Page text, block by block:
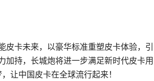
卡未来，以豪华标准重塑皮卡体验，引
加持，长城炮将进一步满足新时代皮卡用
让中国皮卡在全球流行起来！